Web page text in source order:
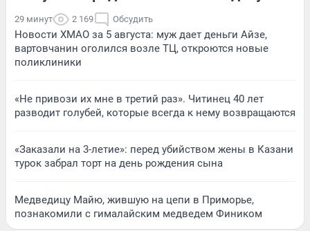
29 минут 2 169 Обсудить
Новости ХМАО за 5 августа: муж дает деньги Айзе,
вартовчанин оголился возле ТЦ, откроются новые
поликлиники
«Не привози их мне в третий раз». Читинец 40 лет
разводит голубей, которые всегда к нему возвращаются
«Заказали на 3-летие»: перед убийством жены в Казани
турок забрал торт на день рождения сына
Медведицу Майю, жившую на цепи в Приморье,
познакомили с гималайским медведем Фиником